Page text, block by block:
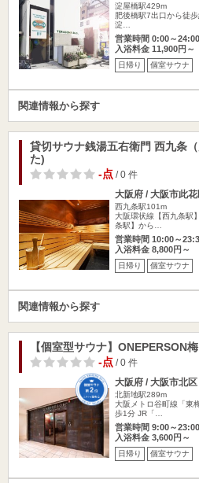
淀屋橋駅429m
肥後橋駅7出口から徒
淀…
営業時間 0:00～24:00
入浴料金 11,900円～
日帰り 個室サウナ
関連情報から探す
貸切サウナ銭湯五右衛門 西九条
た)
-点 / 0 件
大阪府 / 大阪市此
西九条駅101m
大阪環状線【西九条駅
条駅】から…
営業時間 10:00～
入浴料金 8,800円～
日帰り 個室サウナ
関連情報から探す
【個室型サウナ】ONEPERSON
-点 / 0 件
大阪府 / 大阪市北区
北新地駅289m
大阪メトロ谷町線「東
歩1分 JR「…
営業時間 9:00～23:00
入浴料金 3,600円～
日帰り 個室サウナ